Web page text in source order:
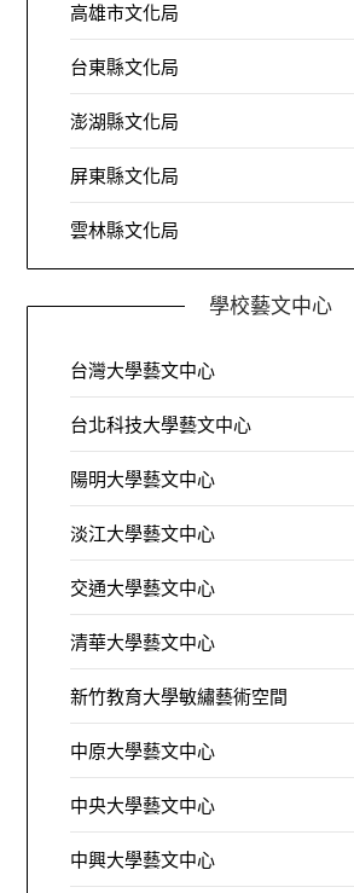
高雄市文化局
台東縣文化局
澎湖縣文化局
屏東縣文化局
雲林縣文化局
學校藝文中心
台灣大學藝文中心
台北科技大學藝文中心
陽明大學藝文中心
淡江大學藝文中心
交通大學藝文中心
清華大學藝文中心
新竹教育大學敏繡藝術空間
中原大學藝文中心
中央大學藝文中心
中興大學藝文中心